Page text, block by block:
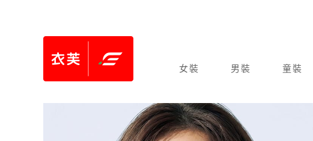
女裝 男裝 童裝